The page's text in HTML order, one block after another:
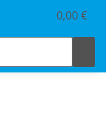
0,00 €